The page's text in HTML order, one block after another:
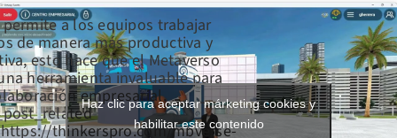
permite a los equipos trabajar
de manera más productiva y
esto hace que el Metaverso
herramienta invaluable para
empresarial.
thinkerspro.com/mbverse-
Haz clic para aceptar márketing cookies y
habilitar este contenido